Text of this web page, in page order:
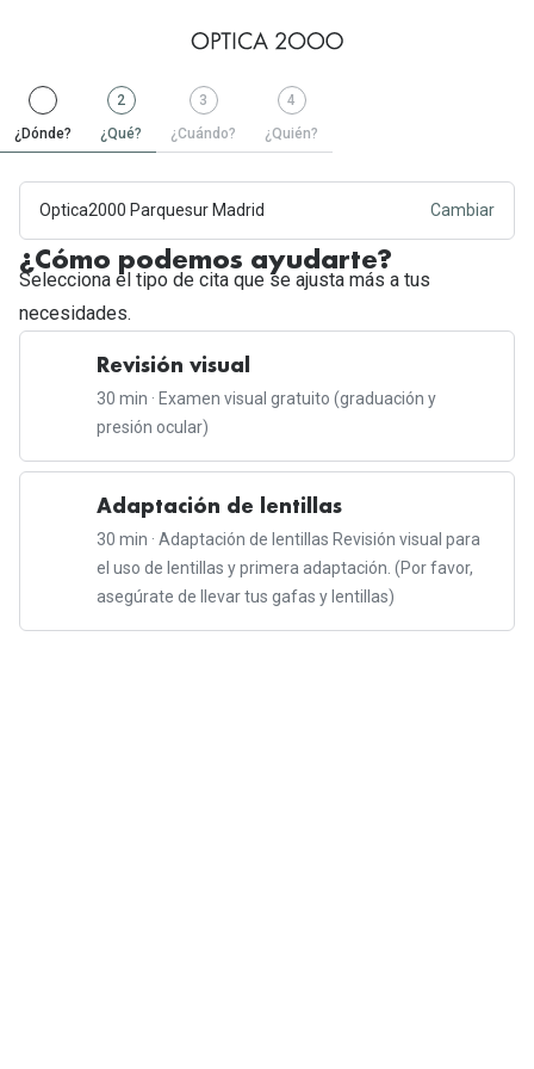
Paso
1
¿Dónde?
Completado
2Paso
2
¿Qué?
.
Activa
3Paso
3
¿Cuándo?
4Paso
4
¿Quién?
Optica2000 Parquesur Madrid Cambiar
¿Cómo podemos ayudarte?
Selecciona el tipo de cita que se ajusta más a tus
necesidades.
Revisión visual
30 min · Examen visual gratuito (graduación y
presión ocular)
Adaptación de lentillas
30 min · Adaptación de lentillas Revisión visual para
el uso de lentillas y primera adaptación. (Por favor,
asegúrate de llevar tus gafas y lentillas)